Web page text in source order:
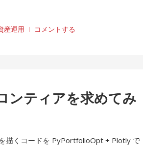
産運用 コメントする
ティアを求めてみ
描くコードを PyPortfolioOpt + Plotly で